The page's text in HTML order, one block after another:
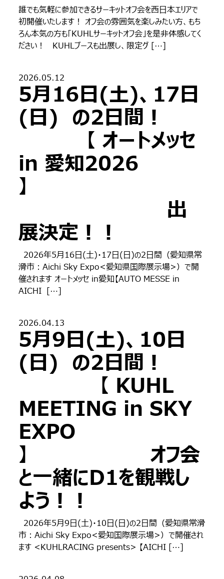
誰でも気軽に参加できるサーキットオフ会を西日本エリアで
初開催いたします！ オフ会の雰囲気を楽しみたい方、もち
ろん本気の方も「KUHLサーキットオフ会」を是非体感してく
ださい！ KUHLブースも出展し、限定グ […]
2026.05.12
5月16日(土)、17日
(日) の2日間！
【 オートメッセ
in 愛知2026
】
出
展決定！！
2026年5月16日(土)・17日(日)の2日間（愛知県常
滑市：Aichi Sky Expo<愛知県国際展示場>）で開
催されます オートメッセ in愛知【AUTO MESSE in
AICHI […]
2026.04.13
5月9日(土)、10日
(日) の2日間！
【 KUHL
MEETING in SKY
EXPO
】 オフ会
と一緒にD1を観戦し
よう！！
2026年5月9日(土)・10日(日)の2日間（愛知県常滑
市：Aichi Sky Expo<愛知国際展示場>）で開催され
ます <KUHLRACING presents> 【AICHI […]